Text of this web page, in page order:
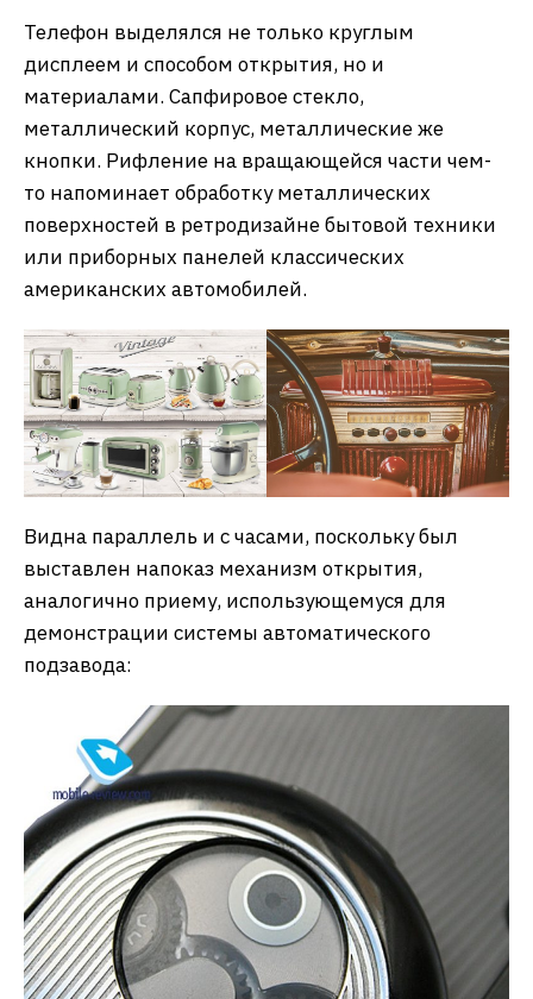
Телефон выделялся не только круглым
дисплеем и способом открытия, но и
материалами. Сапфировое стекло,
металлический корпус, металлические же
кнопки. Рифление на вращающейся части чем-
то напоминает обработку металлических
поверхностей в ретродизайне бытовой техники
или приборных панелей классических
американских автомобилей.
Видна параллель и с часами, поскольку был
выставлен напоказ механизм открытия,
аналогично приему, использующемуся для
демонстрации системы автоматического
подзавода: